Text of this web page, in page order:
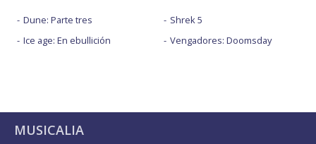
Dune: Parte tres
Ice age: En ebullición
Shrek 5
Vengadores: Doomsday
MUSICALIA